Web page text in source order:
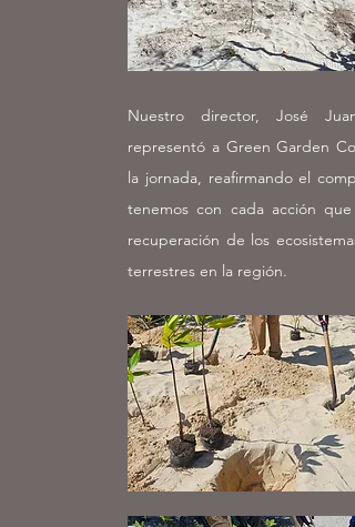
Nuestro director, José Juan
representó a Green Garden
la jornada, reafirmando el
tenemos con cada acción que
recuperación de los
terrestres en la región.